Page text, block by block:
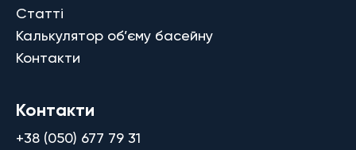
Статті
Калькулятор об’єму басейну
Контакти
Контакти
+38 (050) 677 79 31